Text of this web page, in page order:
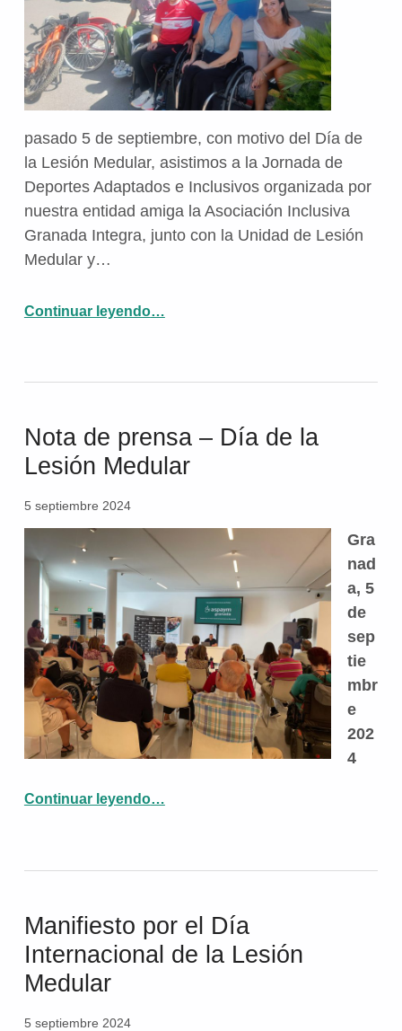
pasado 5 de septiembre, con motivo del Día de
la Lesión Medular, asistimos a la Jornada de
Deportes Adaptados e Inclusivos organizada por
nuestra entidad amiga la Asociación Inclusiva
Granada Integra, junto con la Unidad de Lesión
Medular y…
Continuar leyendo“Aspaym Granada apoya el Deporte Adaptado e Inclusivo con motivo del Día de la Lesión Medular”
…
Nota de prensa – Día de la
Lesión Medular
5 septiembre 2024
Gra
nad
a, 5
de
sep
tie
mbr
e
202
4
Continuar leyendo“Nota de prensa – Día de la Lesión Medular”
…
Manifiesto por el Día
Internacional de la Lesión
Medular
5 septiembre 2024